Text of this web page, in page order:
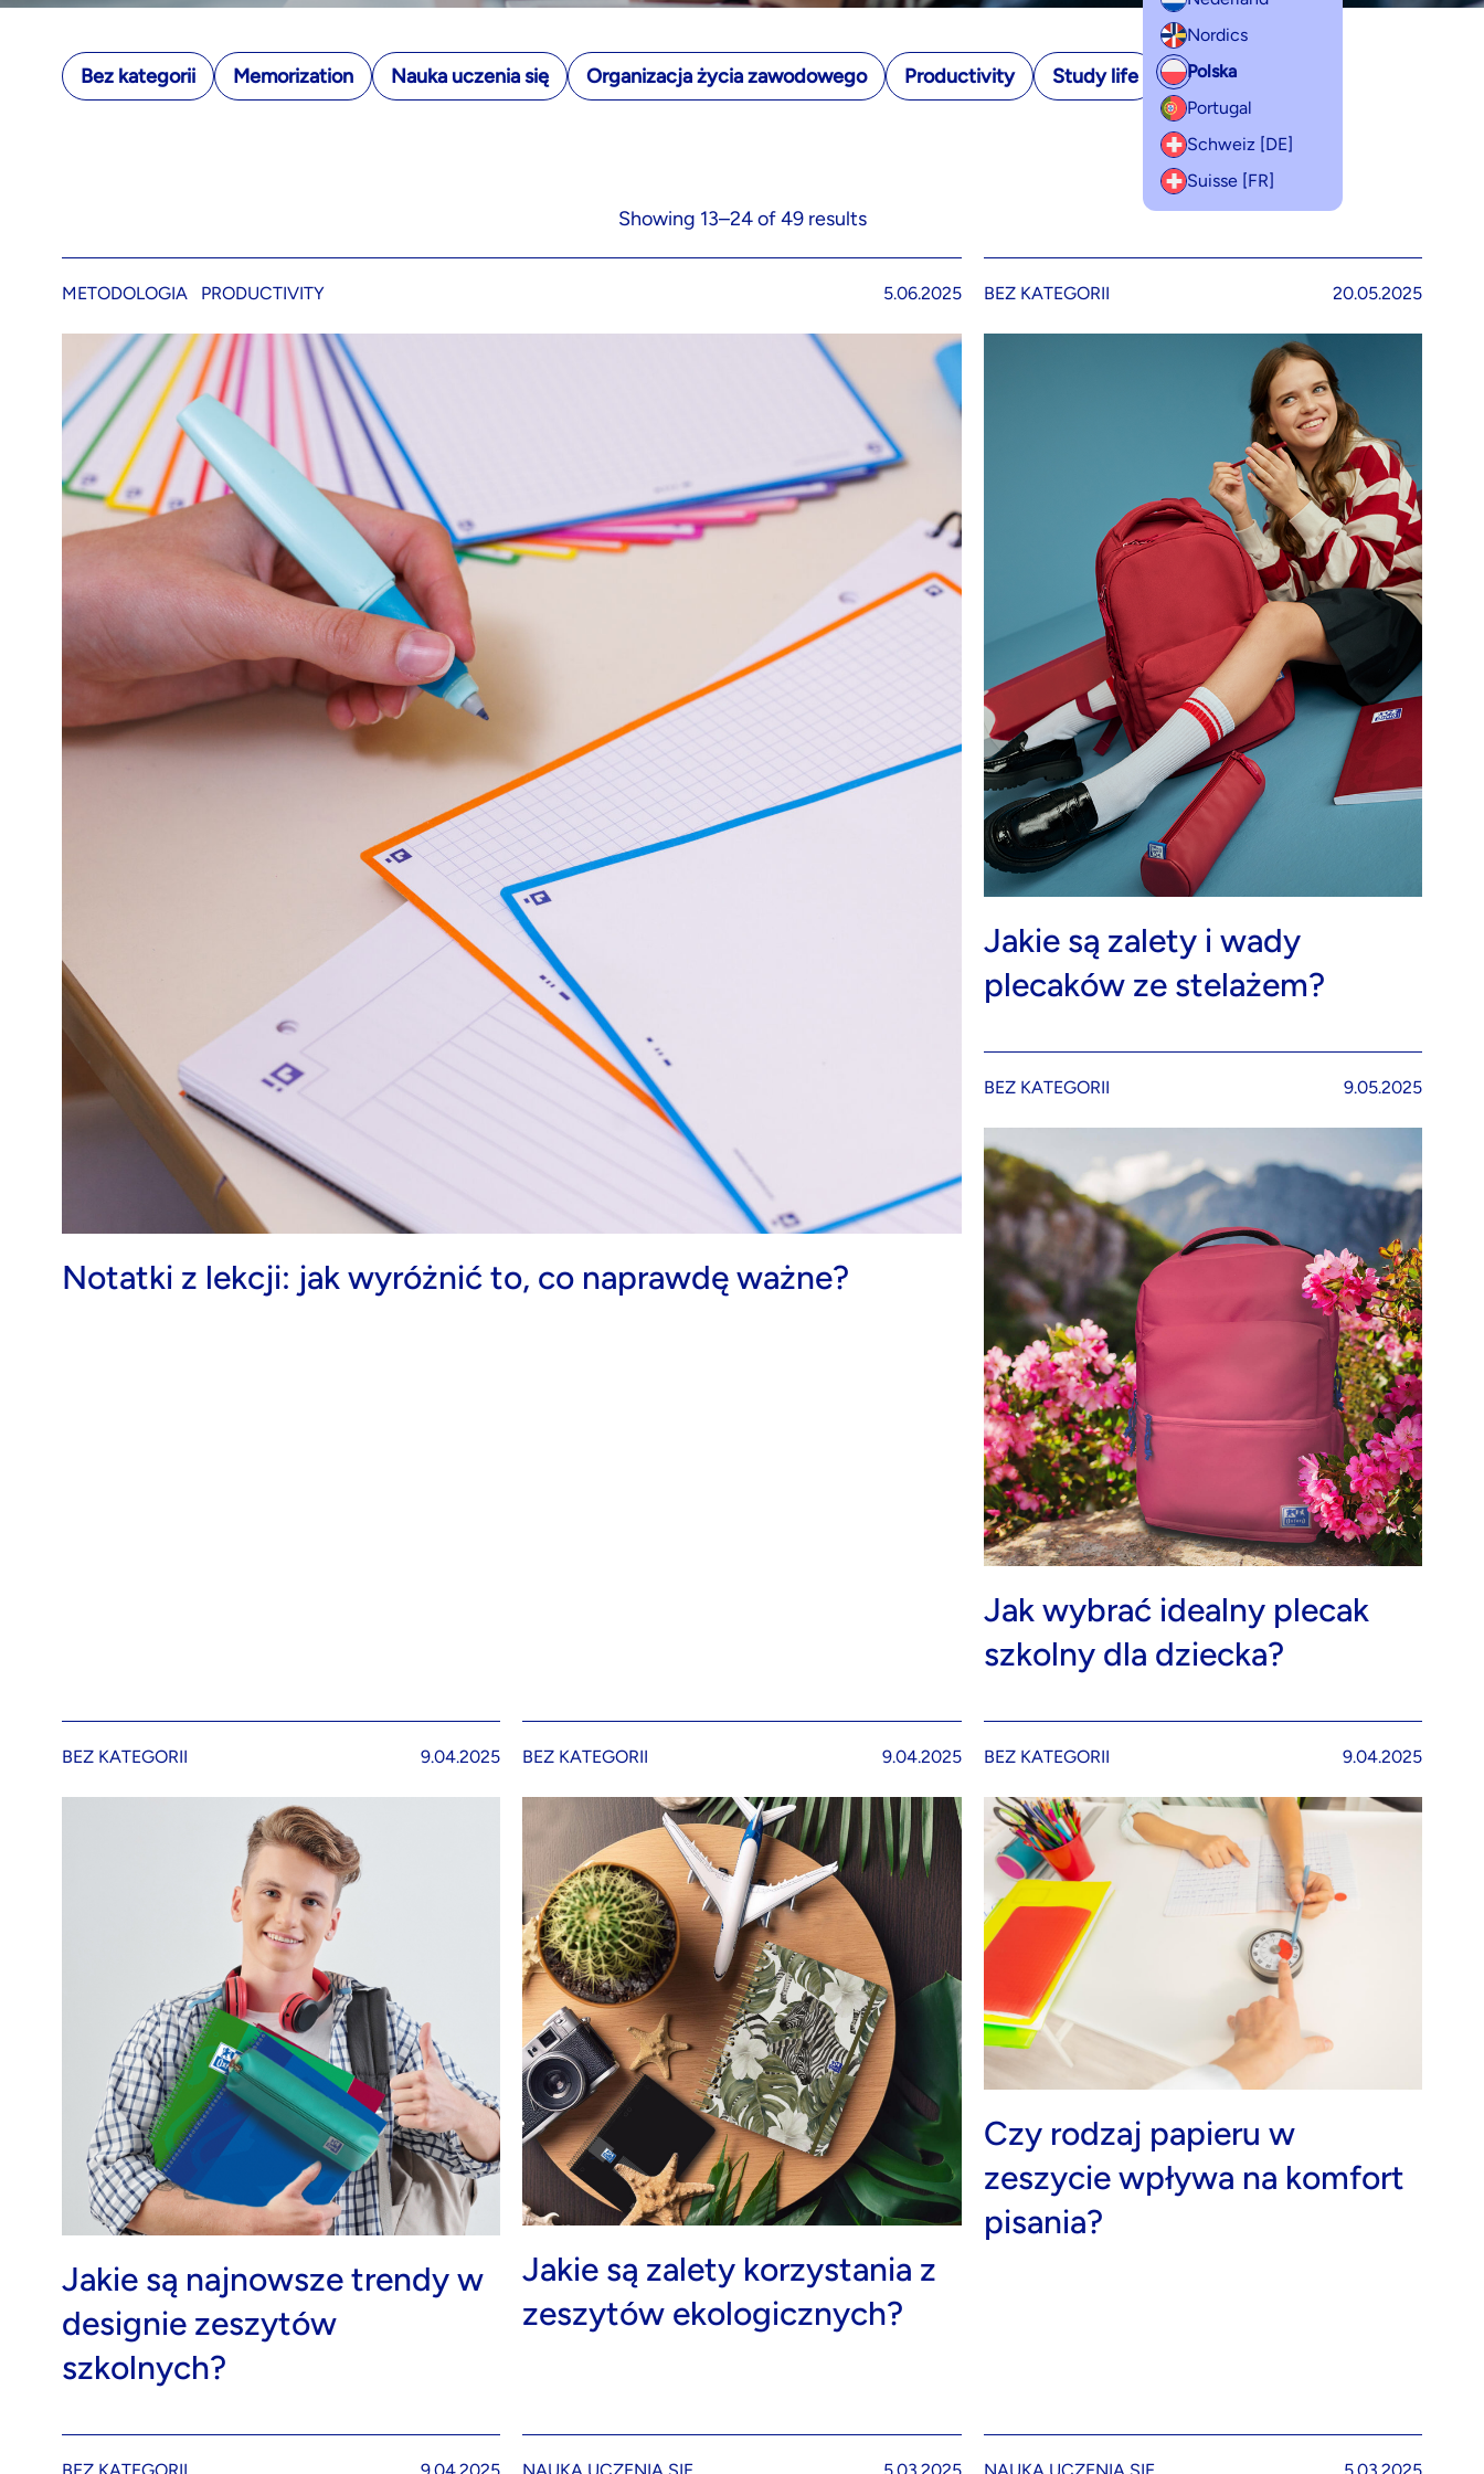
Nordics
Polska
Portugal
Schweiz [DE]
Suisse [FR]
Bez kategorii Memorization Nauka uczenia się Organizacja życia zawodowego Productivity Study life Wydajność
Showing 13–24 of 49 results
METODOLOGIA PRODUCTIVITY 5.06.2025
Notatki z lekcji: jak wyróżnić to, co naprawdę ważne?
BEZ KATEGORII 20.05.2025
Jakie są zalety i wady
plecaków ze stelażem?
BEZ KATEGORII 9.05.2025
Jak wybrać idealny plecak
szkolny dla dziecka?
BEZ KATEGORII 9.04.2025
Jakie są najnowsze trendy w
designie zeszytów
szkolnych?
BEZ KATEGORII 9.04.2025
Jakie są zalety korzystania z
zeszytów ekologicznych?
BEZ KATEGORII 9.04.2025
Czy rodzaj papieru w
zeszycie wpływa na komfort
pisania?